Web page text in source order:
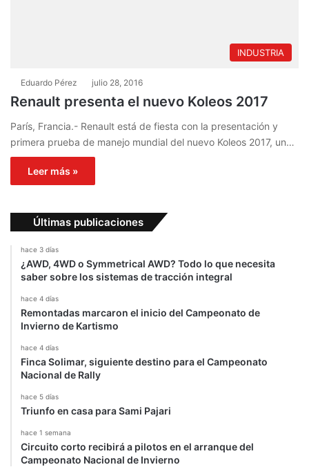
INDUSTRIA
Eduardo Pérez julio 28, 2016
Renault presenta el nuevo Koleos 2017
París, Francia.- Renault está de fiesta con la presentación y
primera prueba de manejo mundial del nuevo Koleos 2017, un…
Leer más »
Últimas publicaciones
hace 3 días
¿AWD, 4WD o Symmetrical AWD? Todo lo que necesita
saber sobre los sistemas de tracción integral
hace 4 días
Remontadas marcaron el inicio del Campeonato de
Invierno de Kartismo
hace 4 días
Finca Solimar, siguiente destino para el Campeonato
Nacional de Rally
hace 5 días
Triunfo en casa para Sami Pajari
hace 1 semana
Circuito corto recibirá a pilotos en el arranque del
Campeonato Nacional de Invierno